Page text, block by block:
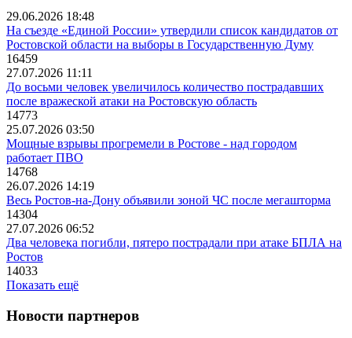
29.06.2026 18:48
На съезде «Единой России» утвердили список кандидатов от
Ростовской области на выборы в Государственную Думу
16459
27.07.2026 11:11
До восьми человек увеличилось количество пострадавших
после вражеской атаки на Ростовскую область
14773
25.07.2026 03:50
Мощные взрывы прогремели в Ростове - над городом
работает ПВО
14768
26.07.2026 14:19
Весь Ростов-на-Дону объявили зоной ЧС после мегашторма
14304
27.07.2026 06:52
Два человека погибли, пятеро пострадали при атаке БПЛА на
Ростов
14033
Показать ещё
Новости партнеров